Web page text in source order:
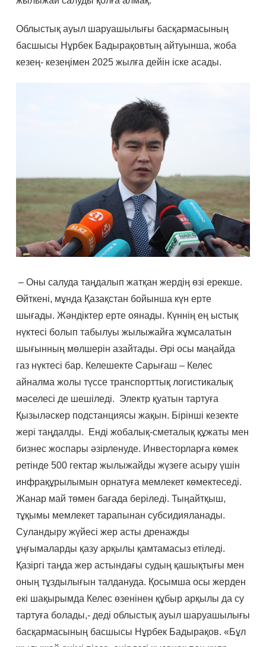
Облыстық ауыл шаруашылығы басқармасының
басшысы Нұрбек Бадырақовтың айтуынша, жоба
кезең- кезеңімен 2025 жылға дейін іске асады.
– Оны салуда таңдалып жатқан жердің өзі ерекше.
Өйткені, мұнда Қазақстан бойынша күн ерте
шығады. Жәндіктер ерте оянады. Күннің ең ыстық
нүктесі болып табылуы жылыжайға жұмсалатын
шығынның мөлшерін азайтады. Әрі осы маңайда
газ нүктесі бар. Келешекте Сарығаш – Келес
айналма жолы түссе транспорттық логистикалық
мәселесі де шешіледі. Электр қуатын тартуға
Қызыләскер подстанциясы жақын. Бірінші кезекте
жері таңдалды. Енді жобалық-сметалық құжаты мен
бизнес жоспары әзірленуде. Инвесторларға көмек
ретінде 500 гектар жылыжайды жүзеге асыру үшін
инфрақұрылымын орнатуға мемлекет көмектеседі.
Жанар май төмен бағада беріледі. Тыңайтқыш,
тұқымы мемлекет тарапынан субсидияланады.
Суландыру жүйесі жер асты дренажды
ұңғымаларды қазу арқылы қамтамасыз етіледі.
Қазіргі таңда жер астындағы судың қашықтығы мен
оның тұздылығын талдануда. Қосымша осы жерден
екі шақырымда Келес өзенінен құбыр арқылы да су
тартуға болады,- деді облыстық ауыл шаруашылығы
басқармасының басшысы Нұрбек Бадырақов. «Бұл